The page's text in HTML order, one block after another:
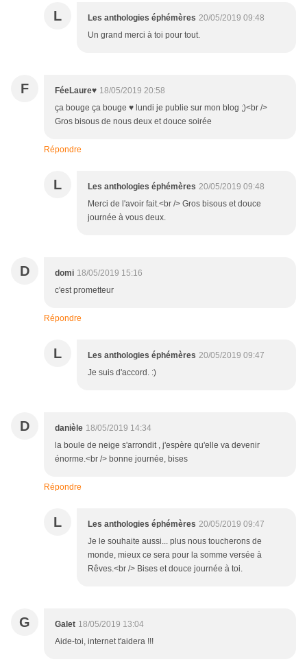
L Les anthologies éphémères 20/05/2019 09:48
Un grand merci à toi pour tout.
F FéeLaure♥ 18/05/2019 20:58
ça bouge ça bouge ♥ lundi je publie sur mon blog ;)<br />
Gros bisous de nous deux et douce soirée
Répondre
L Les anthologies éphémères 20/05/2019 09:48
Merci de l'avoir fait.<br /> Gros bisous et douce
journée à vous deux.
D domi 18/05/2019 15:16
c'est prometteur
Répondre
L Les anthologies éphémères 20/05/2019 09:47
Je suis d'accord. :)
D danièle 18/05/2019 14:34
la boule de neige s'arrondit , j'espère qu'elle va devenir
énorme.<br /> bonne journée, bises
Répondre
L Les anthologies éphémères 20/05/2019 09:47
Je le souhaite aussi... plus nous toucherons de
monde, mieux ce sera pour la somme versée à
Rêves.<br /> Bises et douce journée à toi.
G Galet 18/05/2019 13:04
Aide-toi, internet t'aidera !!!